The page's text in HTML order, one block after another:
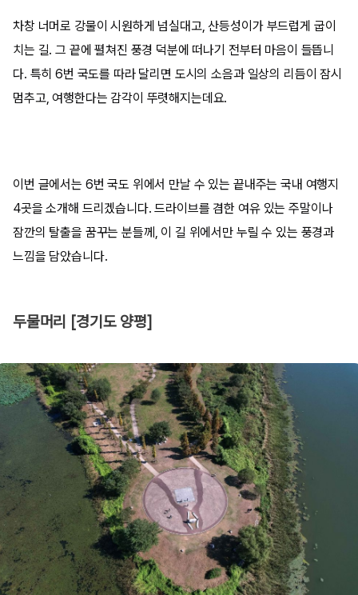
차창 너머로 강물이 시원하게 넘실대고, 산등성이가 부드럽게 굽이
치는 길. 그 끝에 펼쳐진 풍경 덕분에 떠나기 전부터 마음이 들뜹니
다. 특히 6번 국도를 따라 달리면 도시의 소음과 일상의 리듬이 잠시
멈추고, 여행한다는 감각이 뚜렷해지는데요.
이번 글에서는 6번 국도 위에서 만날 수 있는 끝내주는 국내 여행지
4곳을 소개해 드리겠습니다. 드라이브를 겸한 여유 있는 주말이나
잠깐의 탈출을 꿈꾸는 분들께, 이 길 위에서만 누릴 수 있는 풍경과
느낌을 담았습니다.
두물머리 [경기도 양평]